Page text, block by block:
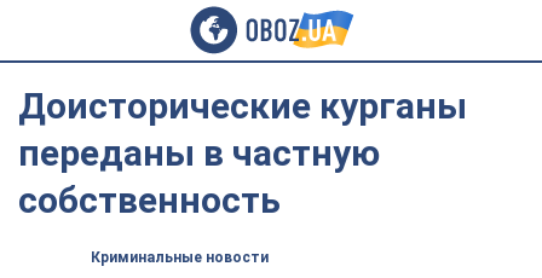
Доисторические курганы
переданы в частную
собственность
Криминальные новости